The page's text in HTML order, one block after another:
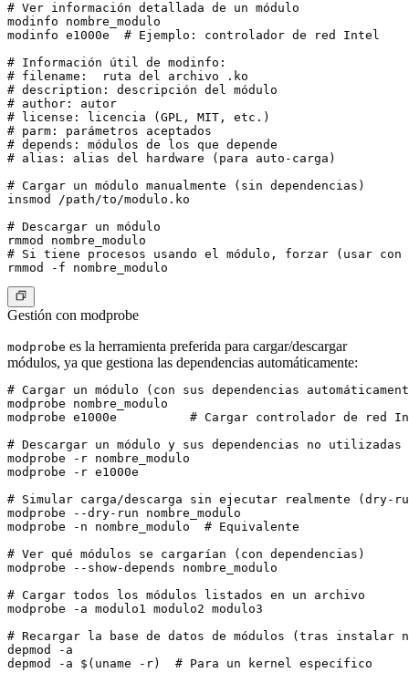
# Ver información detallada de un módulo
modinfo nombre_modulo
modinfo e1000e  # Ejemplo: controlador de red Intel
# Información útil de modinfo:
# filename:  ruta del archivo .ko
# description: descripción del módulo
# author: autor
# license: licencia (GPL, MIT, etc.)
# parm: parámetros aceptados
# depends: módulos de los que depende
# alias: alias del hardware (para auto-carga)
# Cargar un módulo manualmente (sin dependencias)
insmod /path/to/modulo.ko
# Descargar un módulo
rmmod nombre_modulo
# Si tiene procesos usando el módulo, forzar (usar con
Gestión con modprobe
modprobe es la herramienta preferida para cargar/descargar
módulos, ya que gestiona las dependencias automáticamente:
# Cargar un módulo (con sus dependencias
modprobe nombre_modulo
modprobe e1000e          # Cargar controlador de red
# Descargar un módulo y sus dependencias no utilizadas
modprobe -r nombre_modulo
modprobe -r e1000e
# Simular carga/descarga sin ejecutar realmente (dry-
modprobe --dry-run nombre_modulo
modprobe -n nombre_modulo  # Equivalente
# Ver qué módulos se cargarían (con dependencias)
modprobe --show-depends nombre_modulo
# Cargar todos los módulos listados en un archivo
modprobe -a modulo1 modulo2 modulo3
# Recargar la base de datos de módulos (tras instalar
depmod -a
depmod -a $(uname -r)  # Para un kernel específico